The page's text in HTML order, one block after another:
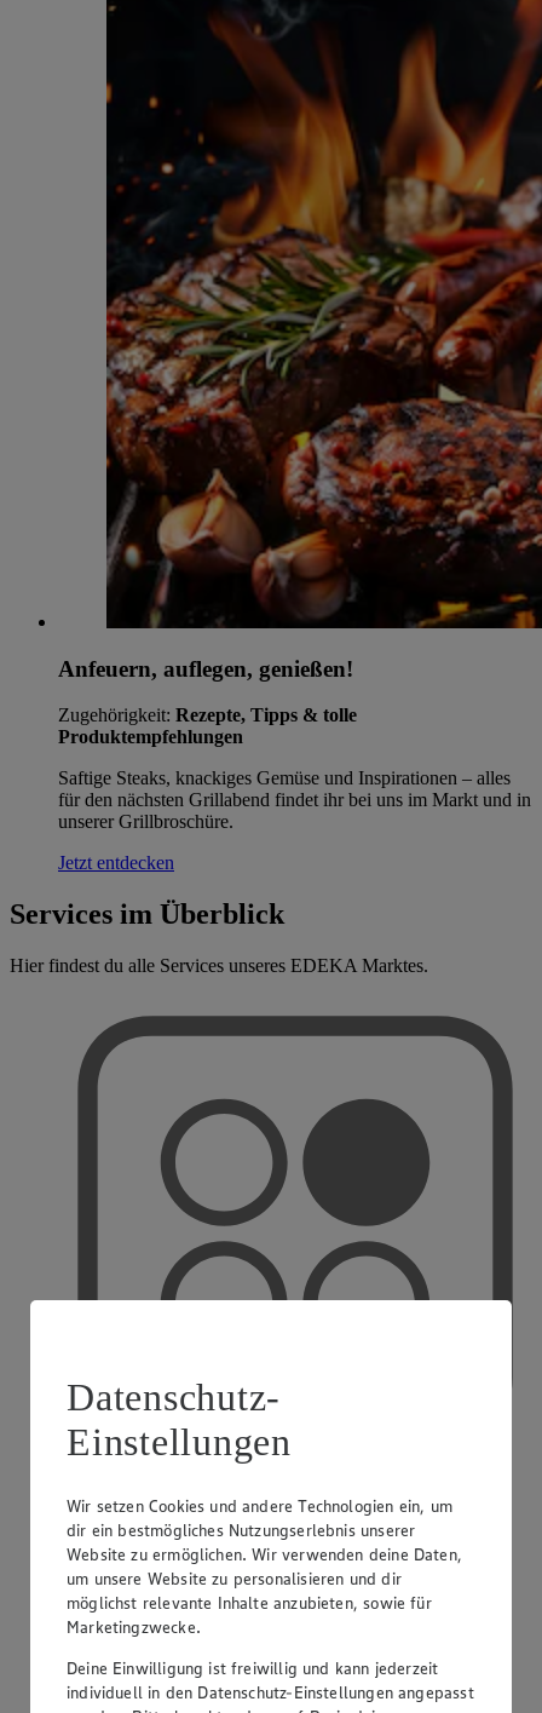
Anfeuern, auflegen, genießen!
Zugehörigkeit: Rezepte, Tipps & tolle
Produktempfehlungen
Saftige Steaks, knackiges Gemüse und Inspirationen – alles
für den nächsten Grillabend findet ihr bei uns im Markt und in
unserer Grillbroschüre.
Jetzt entdecken
Services im Überblick
Hier findest du alle Services unseres EDEKA Marktes.
PAYBACK
Datenschutz-
Einstellungen
Wir setzen Cookies und andere Technologien ein, um
dir ein bestmögliches Nutzungserlebnis unserer
Website zu ermöglichen. Wir verwenden deine Daten,
um unsere Website zu personalisieren und dir
möglichst relevante Inhalte anzubieten, sowie für
Marketingzwecke.
Deine Einwilligung ist freiwillig und kann jederzeit
individuell in den Datenschutz-Einstellungen angepasst